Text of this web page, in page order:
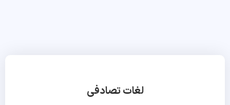
لغات تصادفی